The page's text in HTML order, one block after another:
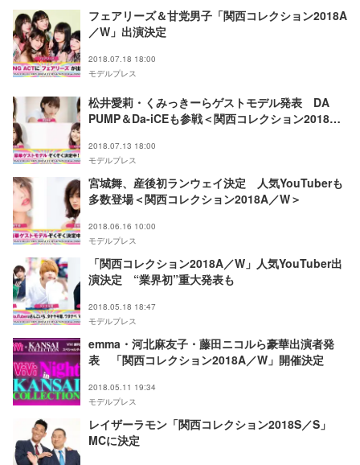
フェアリーズ＆甘党男子「関西コレクション2018A
／W」出演決定
2018.07.18 18:00
モデルプレス
松井愛莉・くみっきーらゲストモデル発表 DA
PUMP＆Da-iCEも参戦＜関西コレクション2018A
2018.07.13 18:00
モデルプレス
宮城舞、産後初ランウェイ決定 人気YouTuberも
多数登場＜関西コレクション2018A／W＞
2018.06.16 10:00
モデルプレス
「関西コレクション2018A／W」人気YouTuber出
演決定 “業界初”重大発表も
2018.05.18 18:47
モデルプレス
emma・河北麻友子・藤田ニコルら豪華出演者発
表 「関西コレクション2018A／W」開催決定
2018.05.11 19:34
モデルプレス
レイザーラモン「関西コレクション2018S／S」
MCに決定